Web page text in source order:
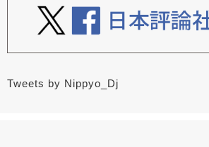
Tweets by Nippyo_Dj